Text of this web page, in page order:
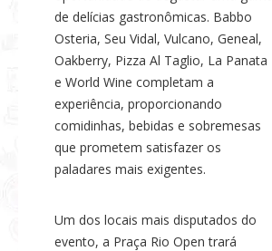
de delícias gastronômicas. Babbo
Osteria, Seu Vidal, Vulcano, Geneal,
Oakberry, Pizza Al Taglio, La Panata
e World Wine completam a
experiência, proporcionando
comidinhas, bebidas e sobremesas
que prometem satisfazer os
paladares mais exigentes.
Um dos locais mais disputados do
evento, a Praça Rio Open trará